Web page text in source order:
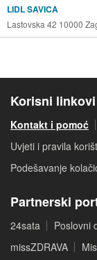
LIDL SAVICA
Lastovska 42 10000
Korisni linkovi
Kontakt i pomoć
Uvjeti i pravila
Podešavanje
Partnerski
24sata Poslovni
missZDRAVA